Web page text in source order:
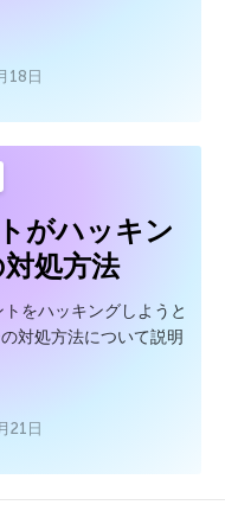
18日
がハッキン
処方法
をハッキングしようと
対処方法について説明
21日